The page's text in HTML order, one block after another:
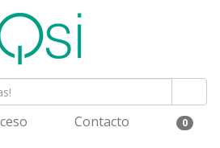
Contacto 0